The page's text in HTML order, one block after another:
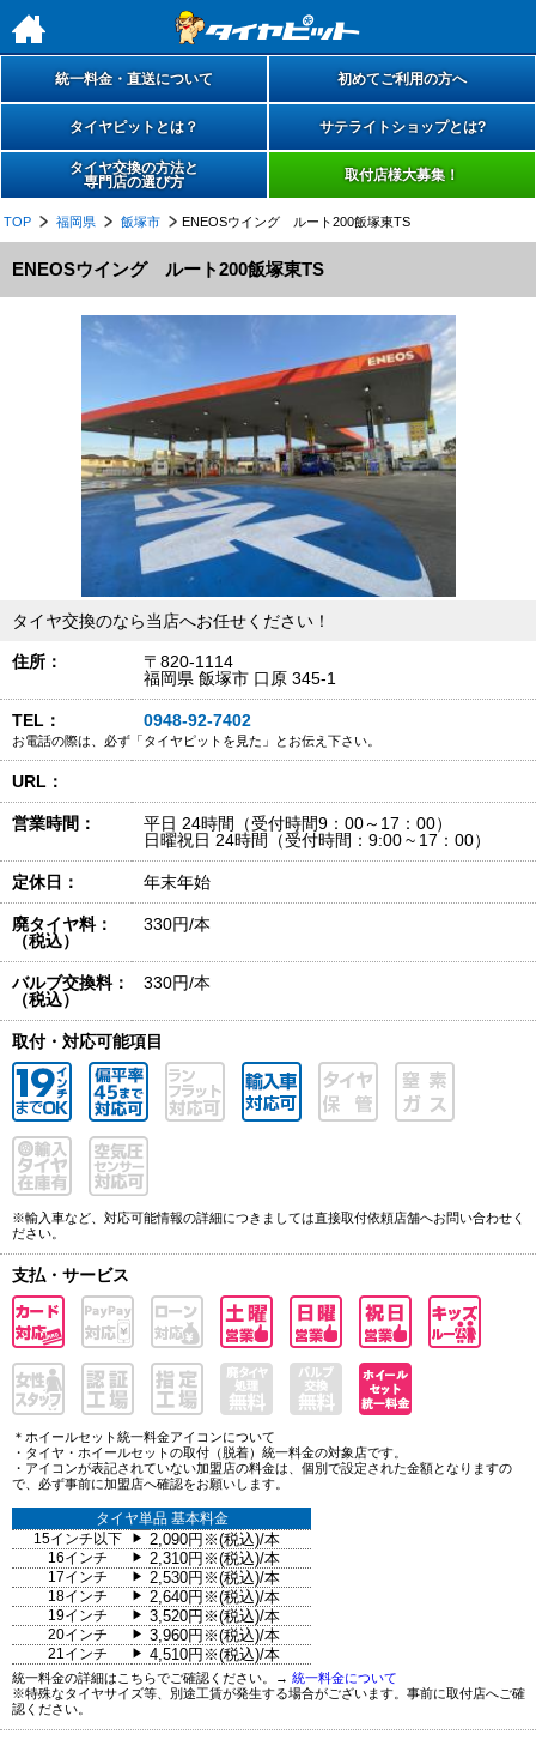
h
統一料金・直送について 初めてご利用の方へ
タイヤピットとは？ サテライトショップとは?
タイヤ交換の方法と
専門店の選び方
取付店様大募集！
TOP 福岡県 飯塚市 ENEOSウイング ルート200飯塚東TS
ENEOSウイング ルート200飯塚東TS
タイヤ交換のなら当店へお任せください！
住所：
〒820-1114
福岡県 飯塚市 口原 345-1
TEL： 0948-92-7402
お電話の際は、必ず「タイヤピットを見た」とお伝え下さい。
URL：
営業時間：
平日 24時間（受付時間9：00～17：00）
日曜祝日 24時間（受付時間：9:00 ~ 17：00）
定休日： 年末年始
廃タイヤ料：
（税込）
330円/本
バルブ交換料：
（税込）
330円/本
取付・対応可能項目
※輸入車など、対応可能情報の詳細につきましては直接取付依頼店舗へお問い合わせく
ださい。
支払・サービス
＊ホイールセット統一料金アイコンについて
・タイヤ・ホイールセットの取付（脱着）統一料金の対象店です。
・アイコンが表記されていない加盟店の料金は、個別で設定された金額となりますの
で、必ず事前に加盟店へ確認をお願いします。
タイヤ単品 基本料金
15インチ以下
▶ 2,090円※(税込)/本
16インチ ▶ 2,310円※(税込)/本
17インチ ▶ 2,530円※(税込)/本
18インチ ▶ 2,640円※(税込)/本
19インチ ▶ 3,520円※(税込)/本
20インチ ▶ 3,960円※(税込)/本
21インチ ▶ 4,510円※(税込)/本
統一料金の詳細はこちらでご確認ください。→ 統一料金について
※特殊なタイヤサイズ等、別途工賃が発生する場合がございます。事前に取付店へご確
認ください。